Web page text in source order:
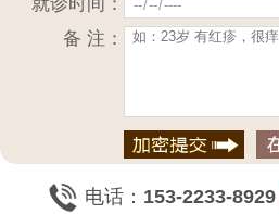
就诊时间：
备 注：
电话： 153-2233-8929